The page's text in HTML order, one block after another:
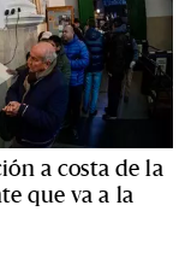
a costa de la
que va a la